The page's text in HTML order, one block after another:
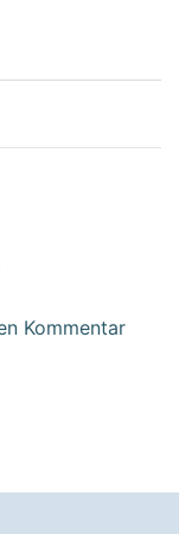
Kommentar